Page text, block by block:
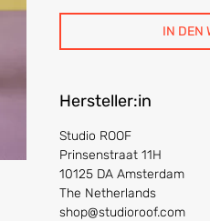
IN DEN
Hersteller:in
Studio ROOF
Prinsenstraat 11H
10125 DA Amsterdam
The Netherlands
shop@studioroof.com